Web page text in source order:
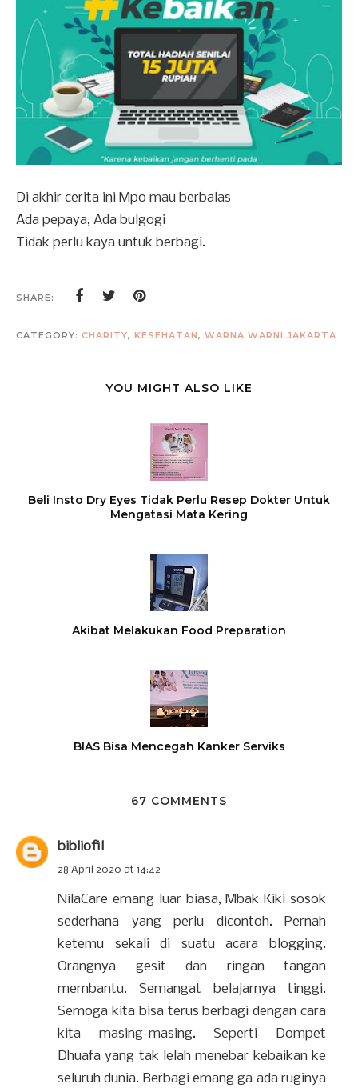
Di akhir cerita ini Mpo mau berbalas
Ada pepaya, Ada bulgogi
Tidak perlu kaya untuk berbagi.
SHARE:
CATEGORY: CHARITY, KESEHATAN, WARNA WARNI JAKARTA
YOU MIGHT ALSO LIKE
Beli Insto Dry Eyes Tidak Perlu Resep Dokter Untuk
Mengatasi Mata Kering
Akibat Melakukan Food Preparation
BIAS Bisa Mencegah Kanker Serviks
67 COMMENTS
bibliofil
28 April 2020 at 14:42
NilaCare emang luar biasa, Mbak Kiki sosok
sederhana yang perlu dicontoh. Pernah
ketemu sekali di suatu acara blogging.
Orangnya gesit dan ringan tangan
membantu. Semangat belajarnya tinggi.
Semoga kita bisa terus berbagi dengan cara
kita masing-masing. Seperti Dompet
Dhuafa yang tak lelah menebar kebaikan ke
seluruh dunia. Berbagi emang ga ada ruginya